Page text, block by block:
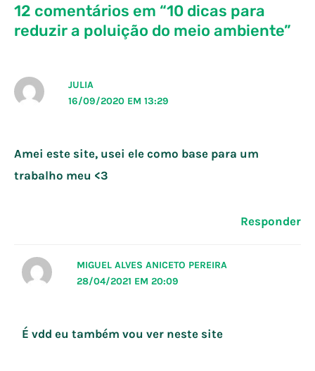
12 comentários em “10 dicas para
reduzir a poluição do meio ambiente”
JULIA
16/09/2020 EM 13:29
Amei este site, usei ele como base para um
trabalho meu <3
Responder
MIGUEL ALVES ANICETO PEREIRA
28/04/2021 EM 20:09
É vdd eu também vou ver neste site